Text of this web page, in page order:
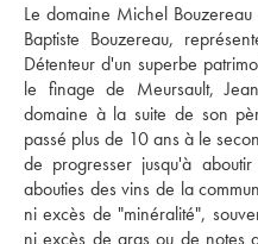
Le domaine Michel
Baptiste Bouzereau,
Détenteur d'un superbe
le finage de Meursault,
domaine à la suite de son
passé plus de 10 ans à le
de progresser jusqu'à
abouties des vins de la
ni excès de "minéralité",
ni excès de gras ou de notes